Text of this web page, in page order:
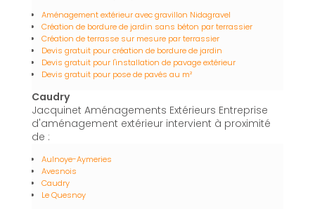
Aménagement extérieur avec gravillon Nidagravel
Création de bordure de jardin sans béton par terrassier
Création de terrasse sur mesure par terrassier
Devis gratuit pour création de bordure de jardin
Devis gratuit pour l'installation de pavage extérieur
Devis gratuit pour pose de pavés au m²
Caudry
Jacquinet Aménagements Extérieurs Entreprise
d'aménagement extérieur intervient à proximité
de :
Aulnoye-Aymeries
Avesnois
Caudry
Le Quesnoy